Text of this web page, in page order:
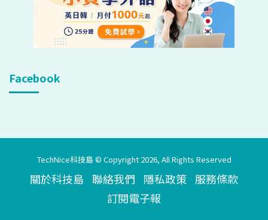
Facebook
TechNice科技島 © Copyright 2026, All Rights Reserved
關於科技島 聯絡我們 隱私政策 服務條款
訂閱電子報